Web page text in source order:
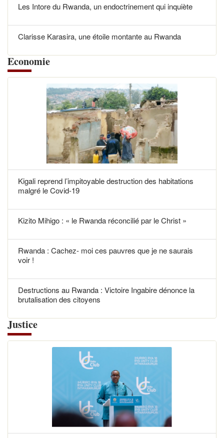
Les Intore du Rwanda, un endoctrinement qui inquiète
Clarisse Karasira, une étoile montante au Rwanda
Economie
Kigali reprend l’impitoyable destruction des habitations
malgré le Covid-19
Kizito Mihigo : « le Rwanda réconcilié par le Christ »
Rwanda : Cachez- moi ces pauvres que je ne saurais
voir !
Destructions au Rwanda : Victoire Ingabire dénonce la
brutalisation des citoyens
Justice